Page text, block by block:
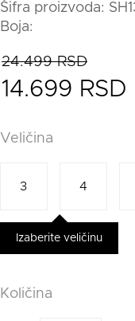
Šifra proizvoda:
Boja:
24.499 RSD
14.699 RSD
Veličina
3 4
Izaberite veličinu
Količina